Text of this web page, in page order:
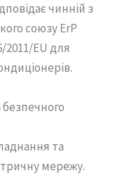
чинній з
союзу ErP
EU для
безпечного
та
мережу.